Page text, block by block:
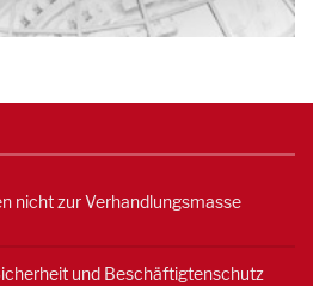
nicht zur Verhandlungsmasse
und Beschäftigtenschutz